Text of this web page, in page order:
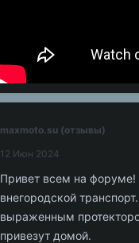
maxmoto.su (отзывы)
12 Июн 2024
Привет всем на форуме!
внегородской
выраженным
привезут домой.